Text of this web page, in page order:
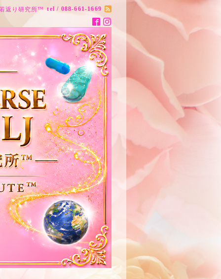
返り研究所™ tel / 088-661-1669